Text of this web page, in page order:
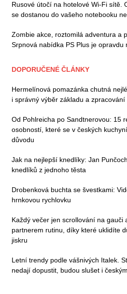
Rusové útočí na hotelové Wi-Fi sítě.
se dostanou do vašeho notebooku
Zombie akce, roztomilá adventura a
Srpnová nabídka PS Plus je opravdu
DOPORUČENÉ ČLÁNKY
Hermelínová pomazánka chutná
i správný výběr základu a zpracování
Od Pohlreicha po Sandtnerovou: 15
osobností, které se v českých
důvodu
Jak na nejlepší knedlíky: Jan
knedlíků z jednoho těsta
Drobenková buchta se švestkami:
hrnkovou rychlovku
Každý večer jen scrollování na gauči
partnerem rutinu, díky které uklidíte
jiskru
Letní trendy podle vášnivých Italek.
nedají dopustit, budou slušet i